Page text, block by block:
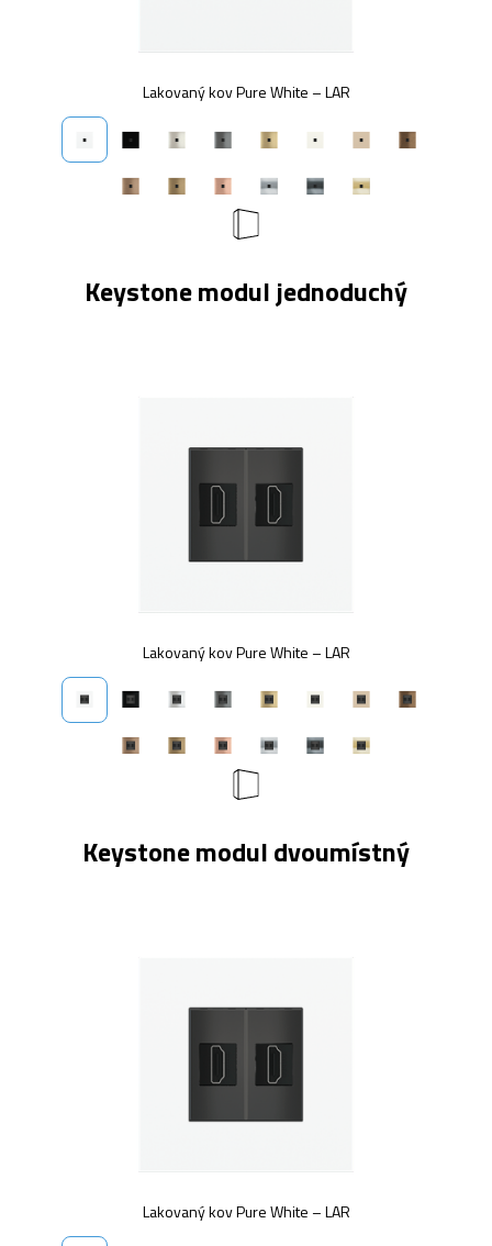
Lakovaný kov Pure White – LAR
Keystone modul jednoduchý
Lakovaný kov Pure White – LAR
Keystone modul dvoumístný
Lakovaný kov Pure White – LAR